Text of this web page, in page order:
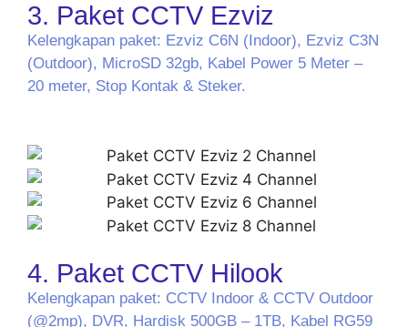
3. Paket CCTV Ezviz
Kelengkapan paket: Ezviz C6N (Indoor), Ezviz C3N
(Outdoor), MicroSD 32gb, Kabel Power 5 Meter –
20 meter, Stop Kontak & Steker.
4. Paket CCTV Hilook
Kelengkapan paket: CCTV Indoor & CCTV Outdoor
(@2mp), DVR, Hardisk 500GB – 1TB, Kabel RG59